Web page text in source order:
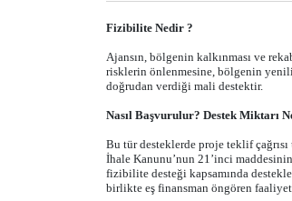
Fizibilite Nedir ?
Ajansın, bölgenin kalkınması ve
risklerin önlenmesine, bölgenin
doğrudan verdiği mali destektir.
Nasıl Başvurulur? Destek Miktarı
Bu tür desteklerde proje teklif
İhale Kanunu’nun 21’inci
fizibilite desteği kapsamında
birlikte eş finansman öngören